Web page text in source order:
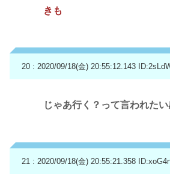
きも
20 : 2020/09/18(金) 20:55:12.143
じゃあ行く？って言われた
21 : 2020/09/18(金) 20:55:21.358